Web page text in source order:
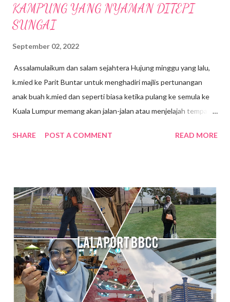
KAMPUNG YANG NYAMAN DITEPI
SUNGAI
September 02, 2022
Assalamulaikum dan salam sejahtera Hujung minggu yang lalu,
k.mied ke Parit Buntar untuk menghadiri majlis pertunangan
anak buah k.mied dan seperti biasa ketika pulang ke semula ke
Kuala Lumpur memang akan jalan-jalan atau menjelajah tempat-
k mied decide nak ke Daerah Batu Kurau , Taiping Perak .
kabin pertama di Batu Kurau. Berhampiran Gunung Sempeneh ,
sungai dan hutan sudah tentu menjanjikan penginapan yang
nyaman dan dekat dengan alam semulajadi . Ketika k.mied tiba di
Sempeneh Riverfront, hujan turun dengan lebat sekali, sungai
berhampiran chalet yang tadinya tenang kini di melimpah dengan
air dari bukit. Bila air semakin deras kedengaran siren amaran di
bunyikan untuk memberi amaran pada pengunjung supaya j...
SHARE POST A COMMENT READ MORE